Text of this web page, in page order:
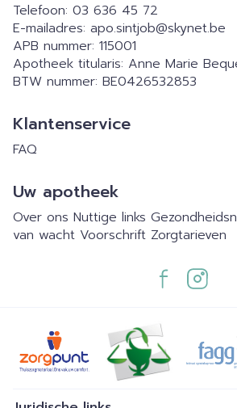
Telefoon: 03 636 45 72
E-mailadres: apo.sintjob@skynet.be
APB nummer: 115001
Apotheek titularis: Anne Marie
BTW nummer: BE0426532853
Klantenservice
FAQ
Uw apotheek
Over ons Nuttige links
van wacht Voorschrift Zorgtarieven